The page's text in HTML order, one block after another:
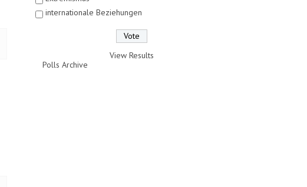
internationale Beziehungen
View Results
Polls Archive